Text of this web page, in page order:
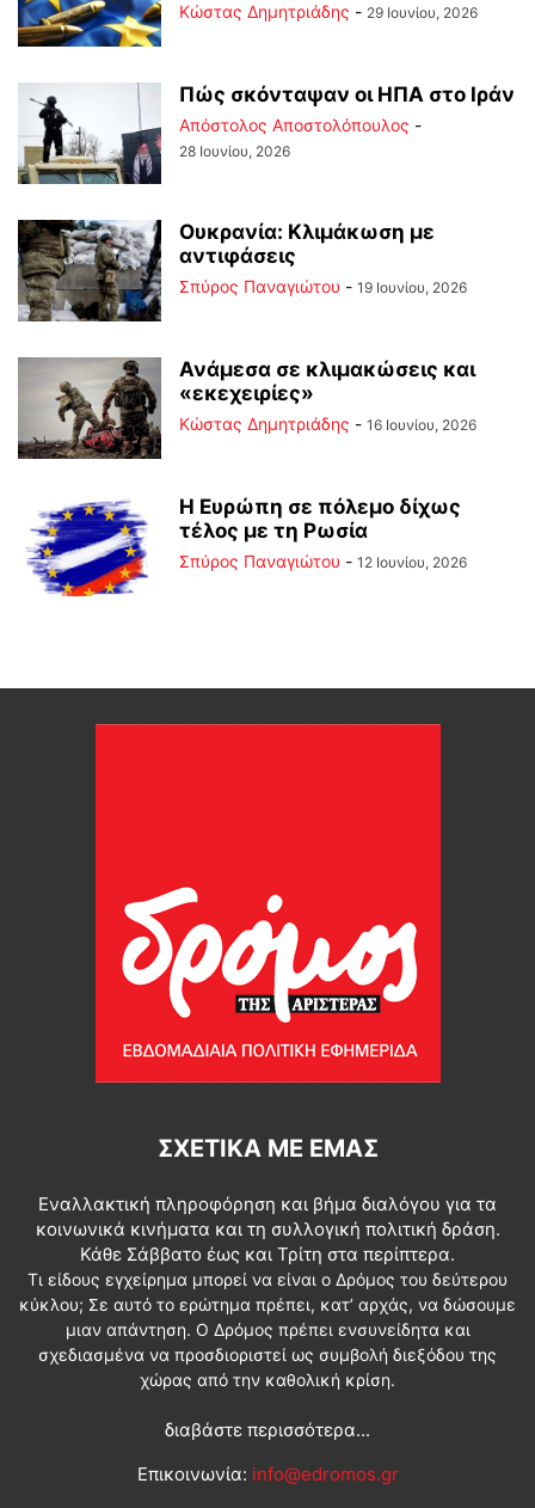
Kώστας Δημητριάδης - 29 Ιουνίου, 2026
Πώς σκόνταψαν οι ΗΠΑ στο Ιράν
Απόστολος Αποστολόπουλος -
28 Ιουνίου, 2026
Ουκρανία: Κλιμάκωση με
αντιφάσεις
Σπύρος Παναγιώτου - 19 Ιουνίου, 2026
Ανάμεσα σε κλιμακώσεις και
«εκεχειρίες»
Kώστας Δημητριάδης - 16 Ιουνίου, 2026
Η Ευρώπη σε πόλεμο δίχως
τέλος με τη Ρωσία
Σπύρος Παναγιώτου - 12 Ιουνίου, 2026
ΣΧΕΤΙΚΆ ΜΕ ΕΜΆΣ
Εναλλακτική πληροφόρηση και βήμα διαλόγου για τα
κοινωνικά κινήματα και τη συλλογική πολιτική δράση.
Κάθε Σάββατο έως και Τρίτη στα περίπτερα.
Τι είδους εγχείρημα μπορεί να είναι ο Δρόμος του δεύτερου
κύκλου; Σε αυτό το ερώτημα πρέπει, κατ’ αρχάς, να δώσουμε
μιαν απάντηση. Ο Δρόμος πρέπει ενσυνείδητα και
σχεδιασμένα να προσδιοριστεί ως συμβολή διεξόδου της
χώρας από την καθολική κρίση.
διαβάστε περισσότερα...
Επικοινωνία: info@edromos.gr